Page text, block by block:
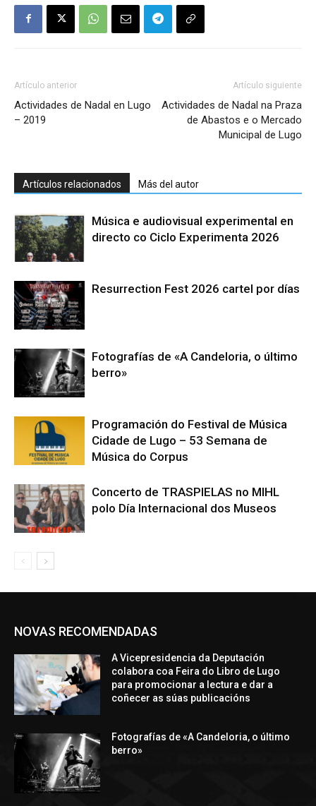
Artículo anterior
Actividades de Nadal en Lugo
– 2019
Artículo siguiente
Actividades de Nadal na Praza
de Abastos e o Mercado
Municipal de Lugo
Artículos relacionados Más del autor
Música e audiovisual experimental en
directo co Ciclo Experimenta 2026
Resurrection Fest 2026 cartel por días
Fotografías de «A Candeloria, o último
berro»
Programación do Festival de Música
Cidade de Lugo – 53 Semana de
Música do Corpus
Concerto de TRASPIELAS no MIHL
polo Día Internacional dos Museos
NOVAS RECOMENDADAS
A Vicepresidencia da Deputación
colabora coa Feira do Libro de Lugo
para promocionar a lectura e dar a
coñecer as súas publicacións
Fotografías de «A Candeloria, o último
berro»